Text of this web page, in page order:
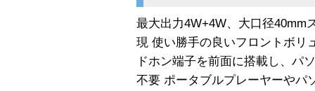
最大出力4W+4W、大口径40mm
現 使い勝手の良いフロントボリ
ドホン端子を前面に搭載し、パ
不要 ポータブルプレーヤーやパ